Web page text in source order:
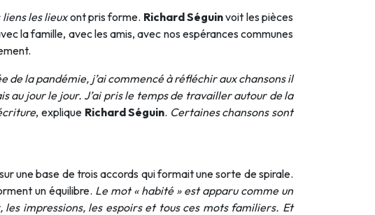
liens les lieuxont pris forme. Richard Séguinvoit les pièces
la famille, avec les amis, avec nos espérances communes
de la pandémie, j’ai commencé à réfléchir aux chansons il
au jour le jour. J’ai pris le temps de travailler autour de la
, explique Richard Séguin. Certaines chansons sont
une base de trois accords qui formait une sorte de spirale.
un équilibre. Le mot « habité » est apparu comme un
impressions, les espoirs et tous ces mots familiers. Et